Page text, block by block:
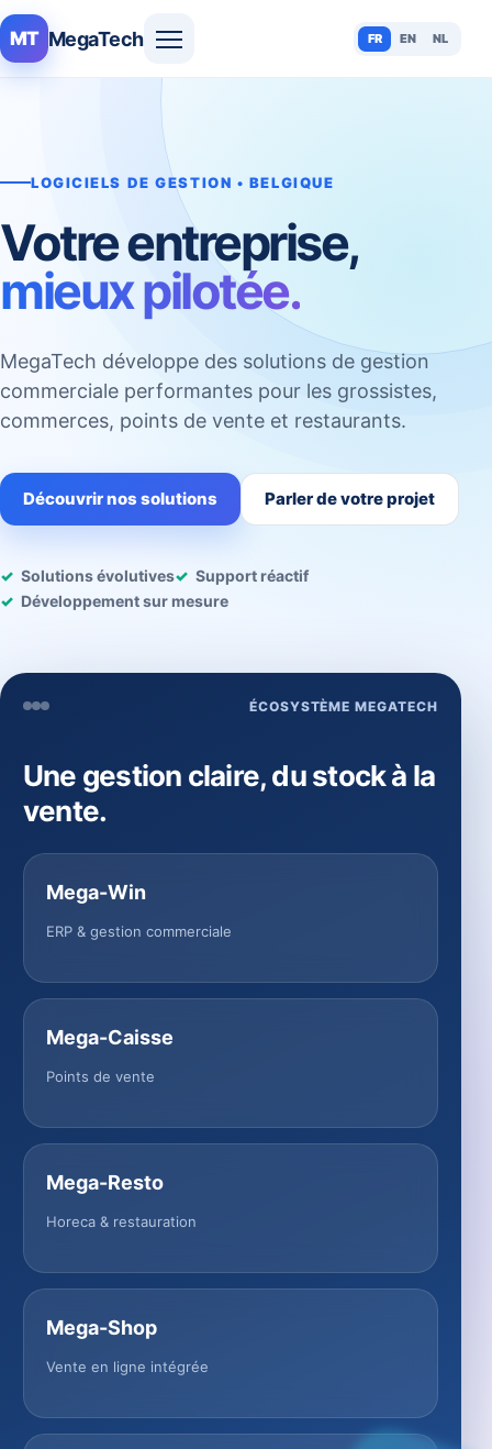
MT MegaTech FR EN NL
LOGICIELS DE GESTION • BELGIQUE
Votre entreprise,
mieux pilotée.
MegaTech développe des solutions de gestion
commerciale performantes pour les grossistes,
commerces, points de vente et restaurants.
Découvrir nos solutions Parler de votre projet
Solutions évolutives
Support réactif
Développement sur mesure
ÉCOSYSTÈME MEGATECH
Une gestion claire, du stock à la
vente.
Mega-Win
ERP & gestion commerciale
Mega-Caisse
Points de vente
Mega-Resto
Horeca & restauration
Mega-Shop
Vente en ligne intégrée